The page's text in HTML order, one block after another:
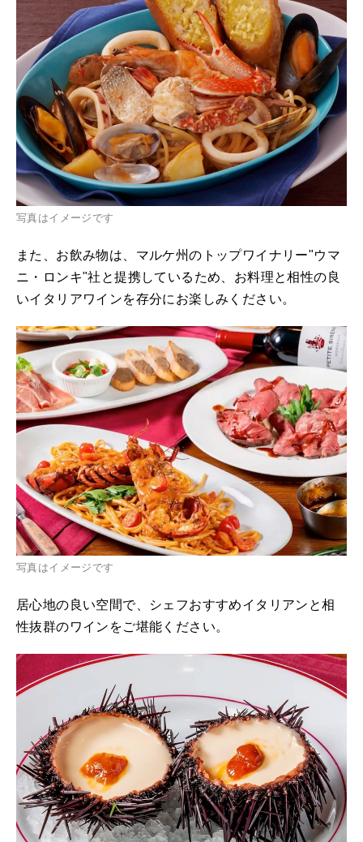
写真はイメージです
また、お飲み物は、マルケ州のトップワイナリー"ウマ
ニ・ロンキ"社と提携しているため、お料理と相性の良
いイタリアワインを存分にお楽しみください。
写真はイメージです
居心地の良い空間で、シェフおすすめイタリアンと相
性抜群のワインをご堪能ください。